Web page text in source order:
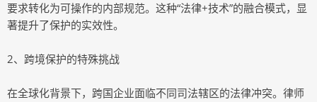
要求转化为可操作的内部规范。这种“法律+技术”的融合模式，显
著提升了保护的实效性。
2、跨境保护的特殊挑战
在全球化背景下，跨国企业面临不同司法辖区的法律冲突。律师